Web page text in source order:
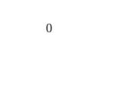
0